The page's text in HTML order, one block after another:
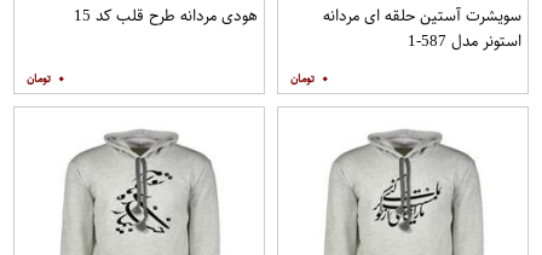
سویشرت آستین حلقه ای مردانه
استونر مدل 587-1
۰
هودی مردانه طرح قلب کد 15
۰